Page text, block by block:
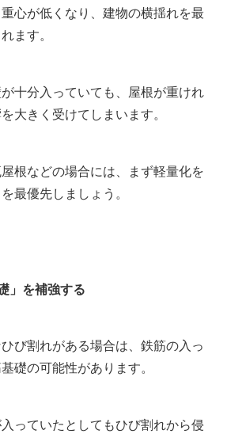
心が低くなり、建物の横揺れを最
ます。
十分入っていても、屋根が重けれ
大きく受けてしまいます。
根などの場合には、まず軽量化を
最優先しましょう。
を補強する
び割れがある場合は、鉄筋の入っ
礎の可能性があります。
っていたとしてもひび割れから侵